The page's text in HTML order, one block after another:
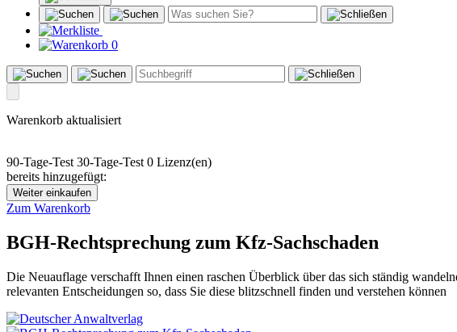
0
Warenkorb aktualisiert
90-Tage-Test 30-Tage-Test 0 Lizenz(en)
bereits hinzugefügt:
Weiter einkaufen
Zum Warenkorb
BGH-Rechtsprechung zum Kfz-Sachschaden
Die Neuauflage verschafft Ihnen einen raschen Überblick über das sich ständig
relevanten Entscheidungen so, dass Sie diese blitzschnell finden und verstehen können